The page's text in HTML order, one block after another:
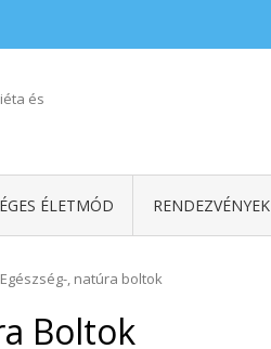
és
ÉLETMÓD RENDEZVÉNYEK
Egészség-, natúra boltok
Boltok